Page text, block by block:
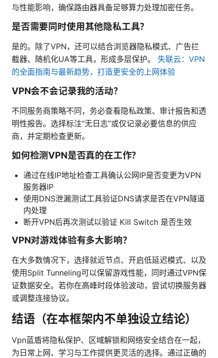
与性能影响，确保路由器具备足够算力处理加密任务。
是否需要同时使用其他隐私工具？
是的。除了VPN，还可以结合浏览器隐私模式、广告拦
截器、随机化UA等工具，形成多层保护。 失联云：VPN
的全面指南与最新趋势，打造更安全的上网体验
VPN会不会记录我的活动？
不同服务商策略不同，务必查看隐私政策、审计报告和透
明性报告。选择标注“无日志”或仅记录必要信息的供应
商，并定期检查更新。
如何检测VPN是否真的在工作？
通过在线IP地址检查工具确认公网IP是否变更为VPN
服务器IP
使用DNS泄漏测试工具验证DNS请求是否在VPN隧道
内处理
断开VPN后再次测试以验证 Kill Switch 是否生效
VPN对游戏体验有多大影响？
在大多数情况下，选择就近节点、开启低延迟模式、以及
使用Split Tunneling可以保留游戏性能，同时通过VPN保
证数据安全。若你在高峰时段体验波动，尝试切换服务器
或调整连接协议。
结语（在本框架内不单独设立结论）
Vpn蓝盾将隐私保护、区域解锁和网络安全结合在一起，
为日常上网、学习与工作提供更灵活的选择。通过正确的